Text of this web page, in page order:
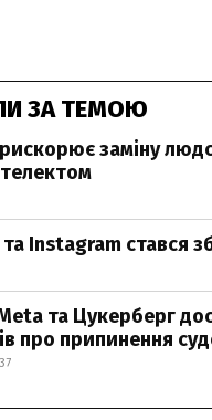
ЗА ТЕМОЮ
заміну
Instagram стався
та Цукерберг
про припинення